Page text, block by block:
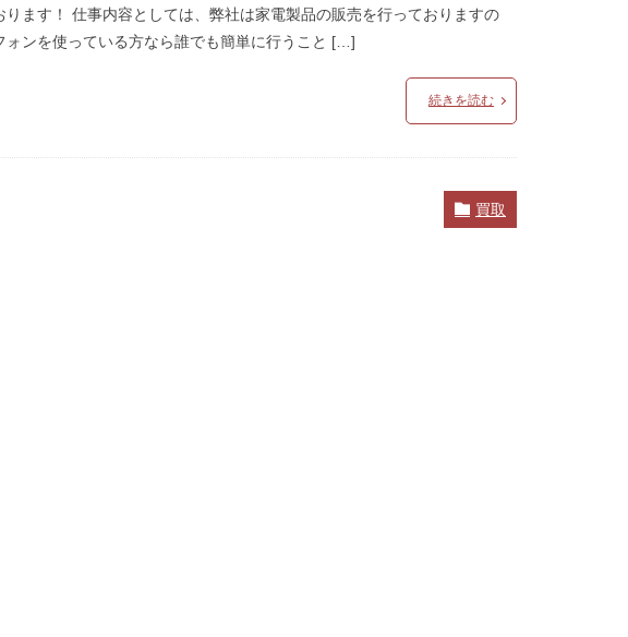
ます！ 仕事内容としては、弊社は家電製品の販売を行っておりますの
ォンを使っている方なら誰でも簡単に行うこと […]
続きを読む
買取